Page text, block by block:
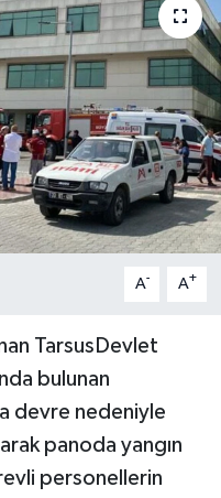
A- A+
TarsusDevlet
bulunan
devre nedeniyle
panoda yangın
personellerin